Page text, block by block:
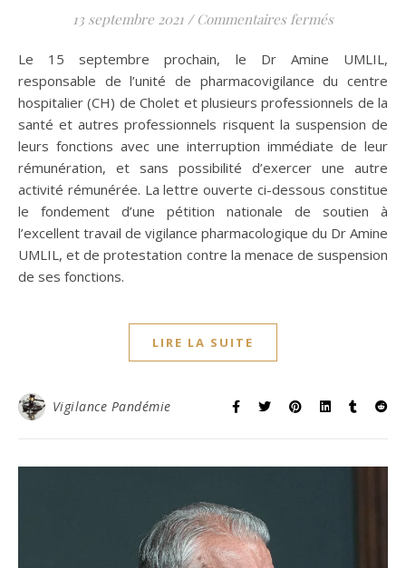
13 septembre 2021 / Commentaires ferméssur Lettre
Le 15 septembre prochain, le Dr Amine UMLIL,
responsable de l’unité de pharmacovigilance du centre
hospitalier (CH) de Cholet et plusieurs professionnels de la
santé et autres professionnels risquent la suspension de
leurs fonctions avec une interruption immédiate de leur
rémunération, et sans possibilité d’exercer une autre
activité rémunérée. La lettre ouverte ci-dessous constitue
le fondement d’une pétition nationale de soutien à
l’excellent travail de vigilance pharmacologique du Dr Amine
UMLIL, et de protestation contre la menace de suspension
de ses fonctions.
LIRE LA SUITE
Vigilance Pandémie